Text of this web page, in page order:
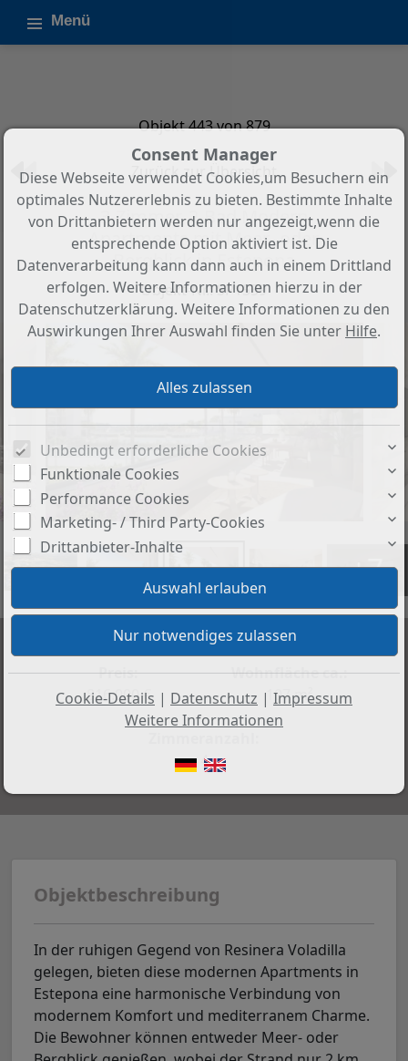
Menü
Objekt 443 von 879
Zurück zur Übersicht
3-Zimmer, 2-Bad Modern
Apartments mit Meer- oder
Bergblick in Estepona
Objekt-Nr.: SP1559
+7
Preis:
816.000 €
Wohnfläche ca.:
107 m²
4
Objektbeschreibung
In der ruhigen Gegend von Resinera Voladilla
gelegen, bieten diese modernen Apartments in
Estepona eine harmonische Verbindung von
modernem Komfort und mediterranem Charme.
Die Bewohner können entweder Meer- oder
Consent Manager
Diese Webseite verwendet Cookies,um Besuchern ein
optimales Nutzererlebnis zu bieten. Bestimmte Inhalte
von Drittanbietern werden nur angezeigt,wenn die
entsprechende Option aktiviert ist. Die
Datenverarbeitung kann dann auch in einem Drittland
erfolgen. Weitere Informationen hierzu in der
Datenschutzerklärung. Weitere Informationen zu den
Auswirkungen Ihrer Auswahl finden Sie unter Hilfe.
Unbedingt erforderliche Cookies
Funktionale Cookies
Performance Cookies
Marketing- / Third Party-Cookies
Drittanbieter-Inhalte
Cookie-Details | Datenschutz | Impressum
Weitere Informationen